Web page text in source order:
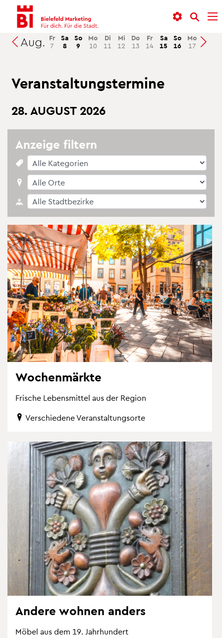
In­
halt
an­
sprin­
Menü
an­
sprin­
gen
Suche
an­
sprin­
gen
Suchen
Aug. Fr
7
Sa
8
So
9
Mo
10
Di
11
Mi
12
Do
13
Fr
14
Sa
15
So
16
Mo
17
Di
18
Ver­an­stal­tungs­ter­mi­ne
28. AU­GUST 2026
An­zei­ge fil­tern
Wo­chen­märk­te
Fri­sche Le­bens­mit­tel aus der Re­gi­on
Ver­schie­de­ne Ver­an­stal­tungs­or­te
An­de­re woh­nen an­ders
Möbel aus dem 19. Jahr­hun­dert